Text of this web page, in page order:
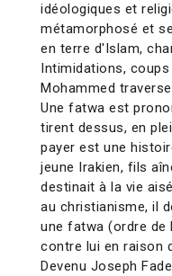
idéologiques et
métamorphosé et
en terre d'Islam,
Intimidations,
Mohammed
Une fatwa est
tirent dessus, en
payer est une
jeune Irakien, fils
destinait à la vie
au christianisme, il
une fatwa (ordre de
contre lui en raison
Devenu Joseph